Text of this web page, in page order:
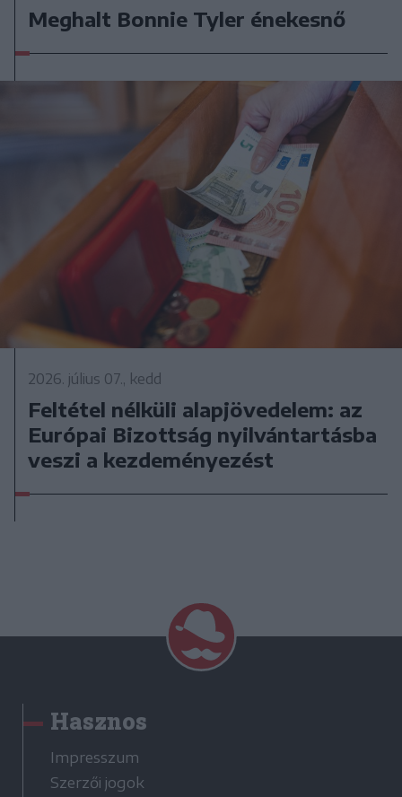
Meghalt Bonnie Tyler énekesnő
2026. július 07., kedd
Feltétel nélküli alapjövedelem: az
Európai Bizottság nyilvántartásba
veszi a kezdeményezést
Hasznos
Impresszum
Szerzői jogok